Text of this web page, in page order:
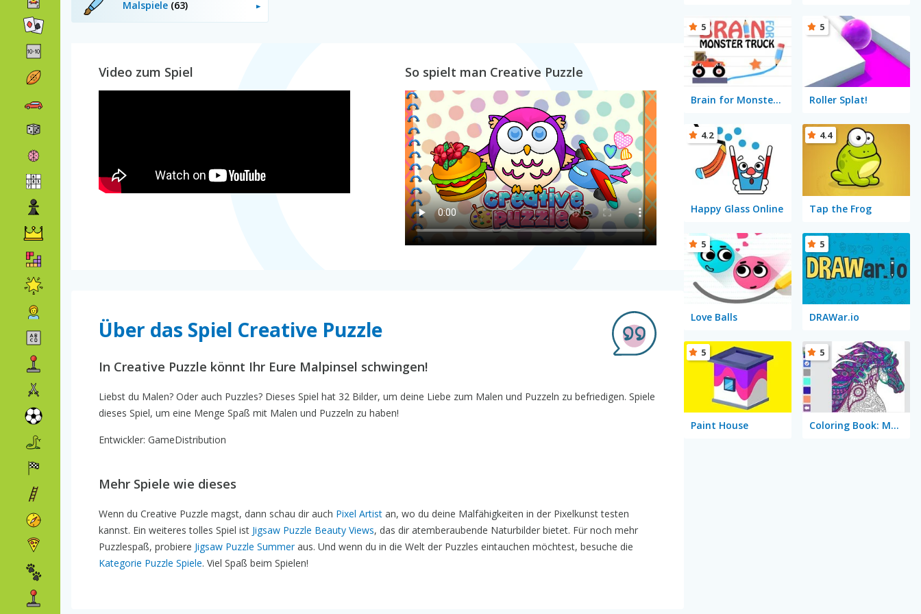
Malspiele (63)
Video zum Spiel So spielt man Creative Puzzle
Über das Spiel Creative Puzzle
In Creative Puzzle könnt Ihr Eure Malpinsel schwingen!
Liebst du Malen? Oder auch Puzzles? Dieses Spiel hat 32 Bilder, um deine Liebe zum Malen und Puzzeln zu befriedigen. Spiele
dieses Spiel, um eine Menge Spaß mit Malen und Puzzeln zu haben!
Entwickler: GameDistribution
Mehr Spiele wie dieses
Wenn du Creative Puzzle magst, dann schau dir auch Pixel Artist an, wo du deine Malfähigkeiten in der Pixelkunst testen
kannst. Ein weiteres tolles Spiel ist Jigsaw Puzzle Beauty Views, das dir atemberaubende Naturbilder bietet. Für noch mehr
Puzzlespaß, probiere Jigsaw Puzzle Summeraus. Und wenn du in die Welt der Puzzles eintauchen möchtest, besuche die
Kategorie Puzzle Spiele. Viel Spaß beim Spielen!
Brain for Monster Truck
5
Roller Splat!
5
Happy Glass Online
4.2
Tap the Frog
4.4
Love Balls
5
DRAWar.io
5
Paint House
5
Coloring Book: Mandala
5